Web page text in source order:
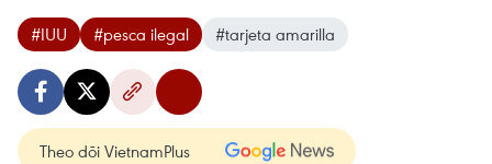
#IUU #pesca ilegal #tarjeta amarilla
Theo dõi VietnamPlus